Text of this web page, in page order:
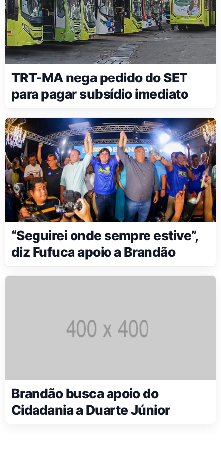
TRT-MA nega pedido do SET
para pagar subsídio imediato
“Seguirei onde sempre estive”,
diz Fufuca apoio a Brandão
Brandão busca apoio do
Cidadania a Duarte Júnior